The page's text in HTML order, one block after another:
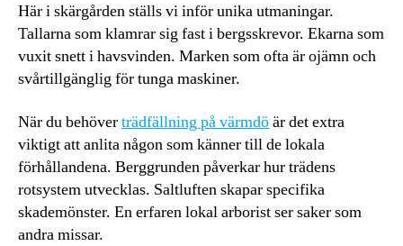
Här i skärgården ställs vi inför unika utmaningar.
Tallarna som klamrar sig fast i bergsskrevor. Ekarna som
vuxit snett i havsvinden. Marken som ofta är ojämn och
svårtillgänglig för tunga maskiner.
När du behöverträdfällning på värmdöär det extra
viktigt att anlita någon som känner till de lokala
förhållandena. Berggrunden påverkar hur trädens
rotsystem utvecklas. Saltluften skapar specifika
skademönster. En erfaren lokal arborist ser saker som
andra missar.